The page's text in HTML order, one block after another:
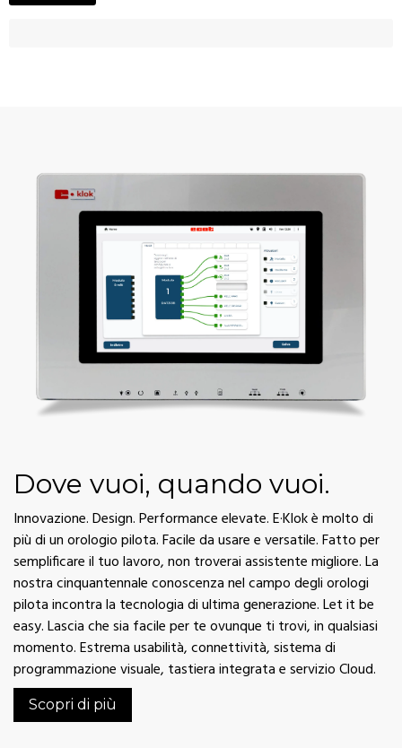
Dove vuoi, quando vuoi.
Innovazione. Design. Performance elevate. E·Klok è molto di
più di un orologio pilota. Facile da usare e versatile. Fatto per
semplificare il tuo lavoro, non troverai assistente migliore. La
nostra cinquantennale conoscenza nel campo degli orologi
pilota incontra la tecnologia di ultima generazione. Let it be
easy. Lascia che sia facile per te ovunque ti trovi, in qualsiasi
momento. Estrema usabilità, connettività, sistema di
programmazione visuale, tastiera integrata e servizio Cloud.
Scopri di più